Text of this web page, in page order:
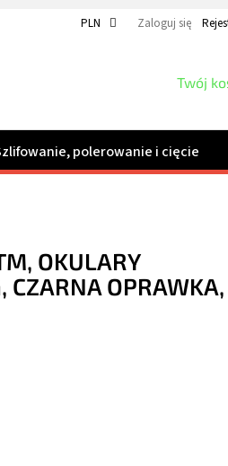
PLN Zaloguj się
KOSZYK
Twój
polerowanie i cięcie
OKULARY
CZARNA OPRAWKA,